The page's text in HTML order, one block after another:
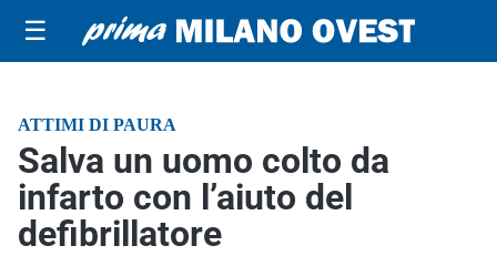
☰
ATTIMI DI PAURA
Salva un uomo colto da
infarto con l’aiuto del
defibrillatore